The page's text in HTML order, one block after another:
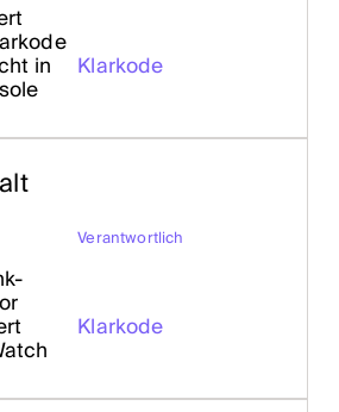
in Klarkode
Verantwortlich
Klarkode